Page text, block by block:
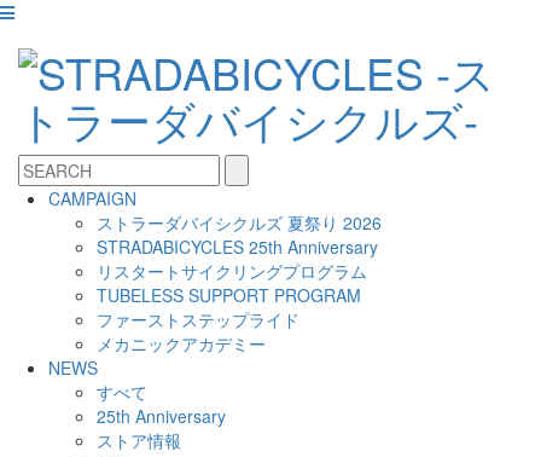
CAMPAIGN
ストラーダバイシクルズ 夏祭り 2026
STRADABICYCLES 25th Anniversary
リスタートサイクリングプログラム
TUBELESS SUPPORT PROGRAM
ファーストステップライド
メカニックアカデミー
NEWS
すべて
25th Anniversary
ストア情報